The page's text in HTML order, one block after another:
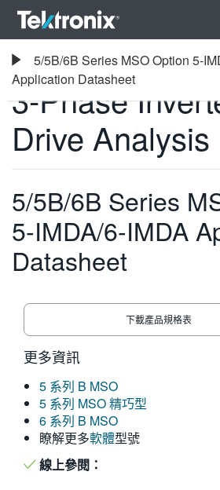
ENGLISH
DEUTSCH
VIỆT NAM
简体中文
日本語
한국어
繁體中文
Tektronix 軟體 3-Phase Inverter Motor
3-Phase
Drive Analysis
5/5B/6B Series
5-IMDA/6-IMDA
Datasheet
下載產品規格表
更多資訊
5 系列 B MSO
5 系列 MSO 精巧型
6 系列 B MSO
瞭解更多軟體型號
線上參閱：
5/5B/6B Series MSO Option 5-
Application Datasheet
概要